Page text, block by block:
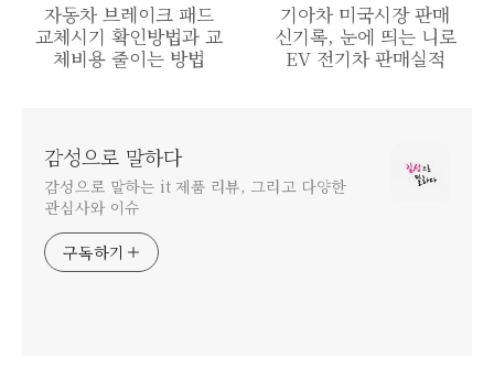
자동차 브레이크 패드
교체시기 확인방법과 교
체비용 줄이는 방법
기아차 미국시장 판매
신기록, 눈에 띄는 니로
EV 전기차 판매실적
감성으로 말하다
감성으로 말하는 it 제품 리뷰, 그리고 다양한
관심사와 이슈
구독하기